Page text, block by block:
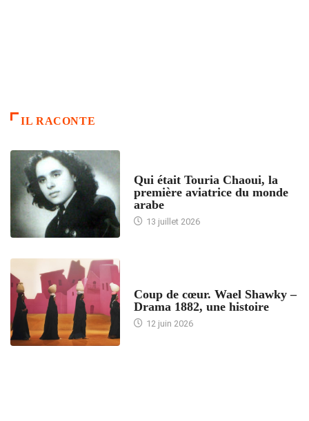
IL RACONTE
Qui était Touria Chaoui, la
première aviatrice du monde
arabe
13 juillet 2026
Coup de cœur. Wael Shawky –
Drama 1882, une histoire
12 juin 2026